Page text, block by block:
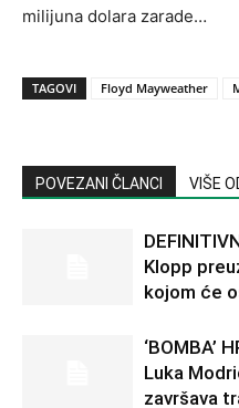
milijuna dolara zarade…
TAGOVI Floyd Mayweather
POVEZANI ČLANCI VIŠE
Klopp
kojom će
‘BOMBA’
Luka
završava